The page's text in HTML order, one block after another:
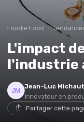
Foodie Food
L'impact
l'industrie
Jean-Luc Michaut
Innovateur en
Partager cette